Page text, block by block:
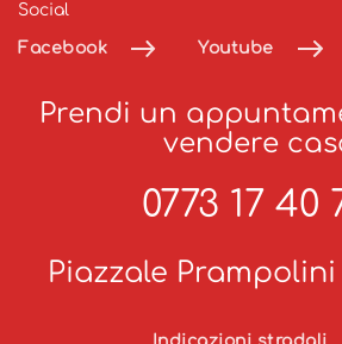
Social
Facebook Youtube
Prendi un
vendere
0773 17 40
Piazzale